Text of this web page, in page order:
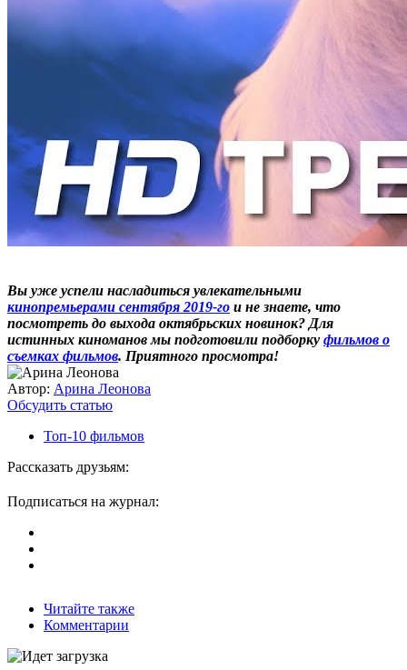
Вы уже успели насладиться увлекательными
кинопремьерами сентября 2019-го и не знаете, что
посмотреть до выхода октябрьских новинок? Для
истинных киноманов мы подготовили подборку фильмов о
съемках фильмов. Приятного просмотра!
Автор: Арина Леонова
Обсудить статью
Топ-10 фильмов
Рассказать друзьям:
Подписаться на журнал:
Читайте также
Комментарии